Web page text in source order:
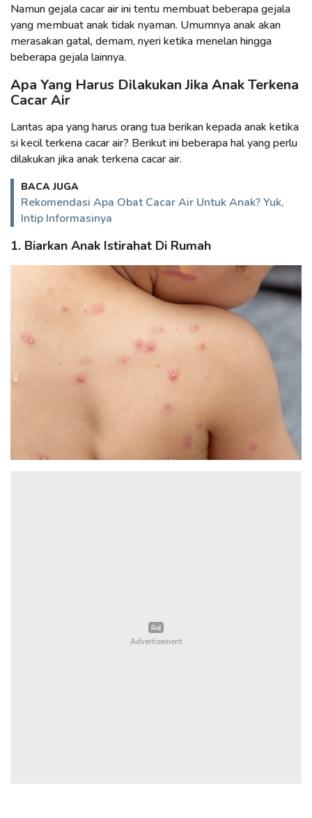
Namun gejala cacar air ini tentu membuat beberapa gejala
yang membuat anak tidak nyaman. Umumnya anak akan
merasakan gatal, demam, nyeri ketika menelan hingga
beberapa gejala lainnya.
Apa Yang Harus Dilakukan Jika Anak Terkena
Cacar Air
Lantas apa yang harus orang tua berikan kepada anak ketika
si kecil terkena cacar air? Berikut ini beberapa hal yang perlu
dilakukan jika anak terkena cacar air.
BACA JUGA
Rekomendasi Apa Obat Cacar Air Untuk Anak? Yuk,
Intip Informasinya
1. Biarkan Anak Istirahat Di Rumah